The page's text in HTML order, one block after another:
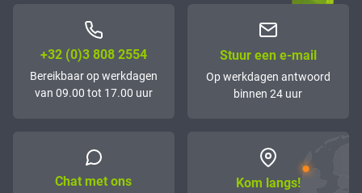
+32 (0)3 808 2554
Bereikbaar op werkdagen
van 09.00 tot 17.00 uur
Stuur een e-mail
Op werkdagen antwoord
binnen 24 uur
Chat met ons Kom langs!